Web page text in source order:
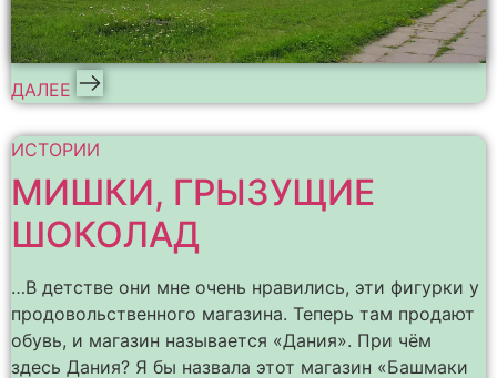
ДАЛЕЕ
ИСТОРИИ
МИШКИ, ГРЫЗУЩИЕ
ШОКОЛАД
…В детстве они мне очень нравились, эти фигурки у
продовольственного магазина. Теперь там продают
обувь, и магазин называется «Дания». При чём
здесь Дания? Я бы назвала этот магазин «Башмаки